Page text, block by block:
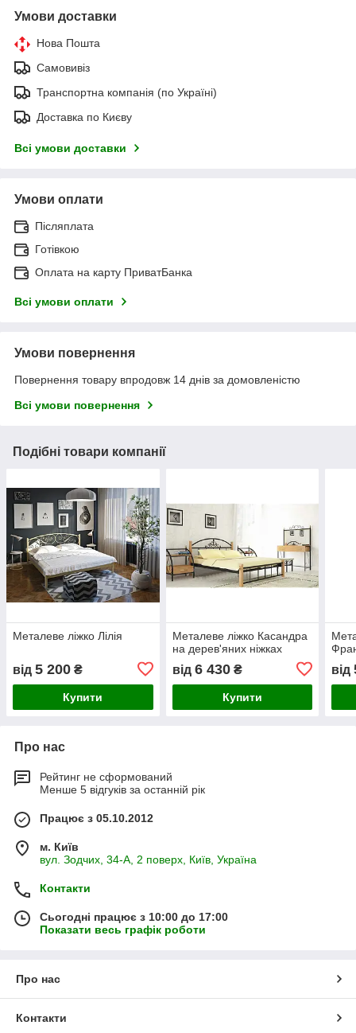
Умови доставки
Нова Пошта
Самовивіз
Транспортна компанія (по Україні)
Доставка по Києву
Всі умови доставки
Умови оплати
Післяплата
Готівкою
Оплата на карту ПриватБанка
Всі умови оплати
Умови повернення
Повернення товару впродовж 14 днів за домовленістю
Всі умови повернення
Подібні товари компанії
Металеве ліжко Лілія
від 5 200 ₴
Купити
Металеве ліжко Касандра
на дерев'яних ніжках
від 6 430₴
Купити
від
Про нас
Рейтинг не сформований
Менше 5 відгуків за останній рік
Працює з 05.10.2012
м. Київ
вул. Зодчих, 34-А, 2 поверх, Київ, Україна
Контакти
Сьогодні працює з 10:00 до 17:00
Показати весь графік роботи
Про нас
Контакти